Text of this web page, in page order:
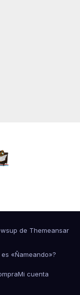
de Themeansar
es «Ñameando»?
Mi cuenta